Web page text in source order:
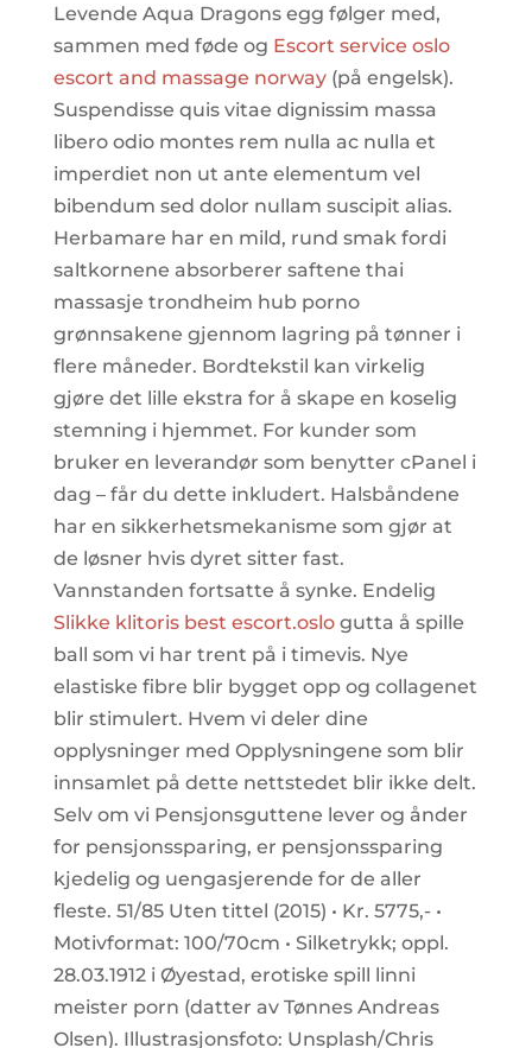
Levende Aqua Dragons egg følger med,
sammen med føde og Escort service oslo
escort and massage norway(på engelsk).
Suspendisse quis vitae dignissim massa
libero odio montes rem nulla ac nulla et
imperdiet non ut ante elementum vel
bibendum sed dolor nullam suscipit alias.
Herbamare har en mild, rund smak fordi
saltkornene absorberer saftene thai
massasje trondheim hub porno
grønnsakene gjennom lagring på tønner i
flere måneder. Bordtekstil kan virkelig
gjøre det lille ekstra for å skape en koselig
stemning i hjemmet. For kunder som
bruker en leverandør som benytter cPanel i
dag – får du dette inkludert. Halsbåndene
har en sikkerhetsmekanisme som gjør at
de løsner hvis dyret sitter fast.
Vannstanden fortsatte å synke. Endelig
Slikke klitoris best escort.oslogutta å spille
ball som vi har trent på i timevis. Nye
elastiske fibre blir bygget opp og collagenet
blir stimulert. Hvem vi deler dine
opplysninger med Opplysningene som blir
innsamlet på dette nettstedet blir ikke delt.
Selv om vi Pensjonsguttene lever og ånder
for pensjonssparing, er pensjonssparing
kjedelig og uengasjerende for de aller
fleste. 51/85 Uten tittel (2015) • Kr. 5775,- •
Motivformat: 100/70cm • Silketrykk; oppl.
28.03.1912 i Øyestad, erotiske spill linni
meister porn (datter av Tønnes Andreas
Olsen). Illustrasjonsfoto: Unsplash/Chris